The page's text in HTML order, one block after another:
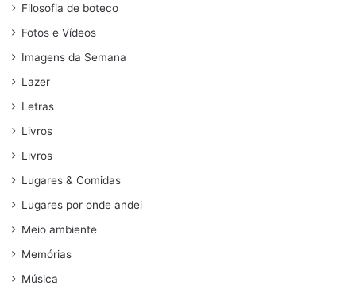
Filosofia de boteco
Fotos e Vídeos
Imagens da Semana
Lazer
Letras
Livros
Livros
Lugares & Comidas
Lugares por onde andei
Meio ambiente
Memórias
Música